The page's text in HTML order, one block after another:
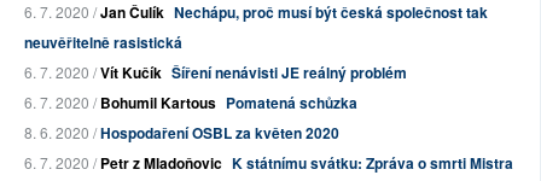
6. 7. 2020 /Jan Čulík Nechápu, proč musí být česká společnost tak
neuvěřitelně rasistická
6. 7. 2020 /Vít Kučík Šíření nenávisti JE reálný problém
6. 7. 2020 /Bohumil Kartous Pomatená schůzka
8. 6. 2020 /Hospodaření OSBL za květen 2020
6. 7. 2020 /Petr z Mladoňovic K státnímu svátku: Zpráva o smrti Mistra